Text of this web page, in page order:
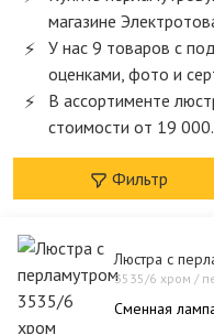
магазине
У нас 9 товаров с
оценками, фото и
В ассортименте
стоимости от 19
Фильтр
Люстра с
3535/6 хром /
Сменная